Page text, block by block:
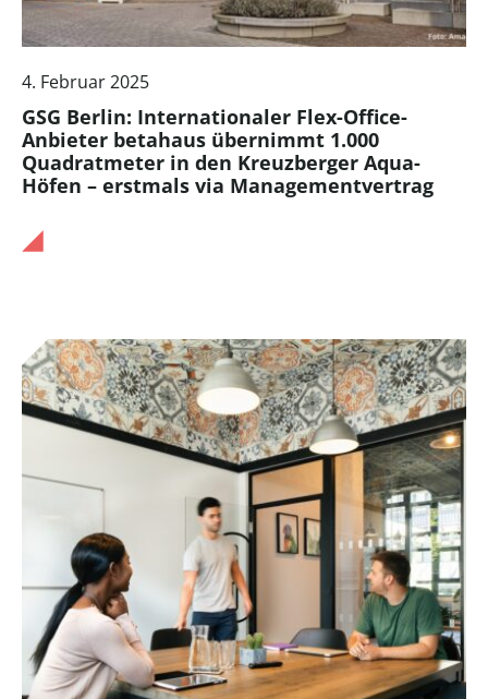
4. Februar 2025
GSG Berlin: Internationaler Flex-Office-
Anbieter betahaus übernimmt 1.000
Quadratmeter in den Kreuzberger Aqua-
Höfen – erstmals via Managementvertrag